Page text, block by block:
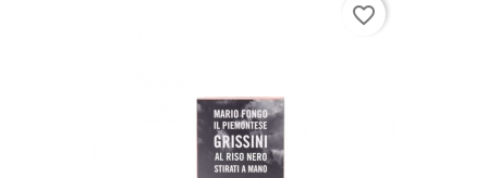
favorite_border